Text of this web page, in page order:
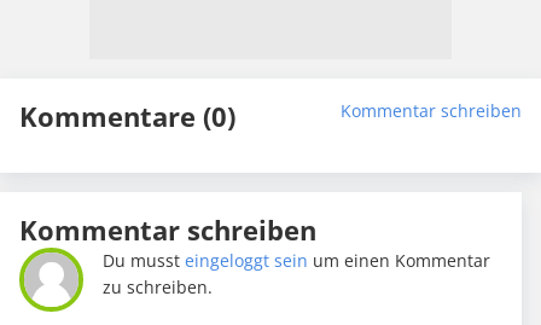
Kommentare (0) Kommentar schreiben
Kommentar schreiben
Du mussteingeloggt sein um einen Kommentar
zu schreiben.